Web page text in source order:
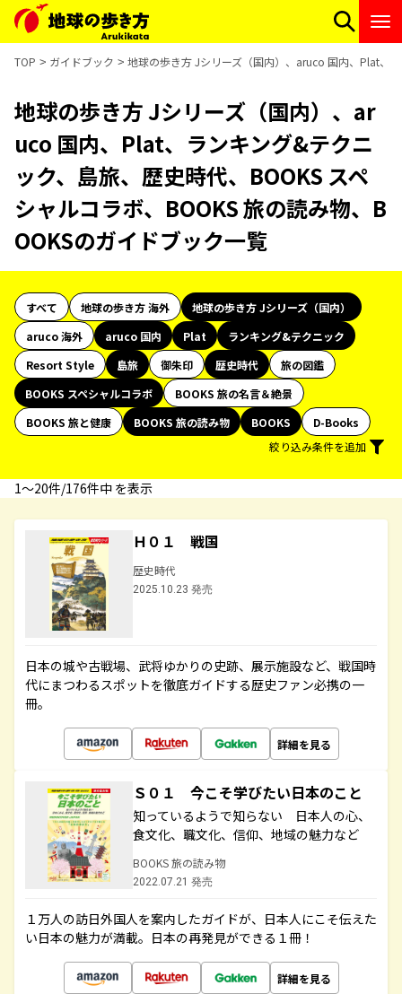
TOP ガイドブック 地球の歩き方 Jシリーズ（国内）、aruco 国内、Plat、
地球の歩き方 Jシリーズ（国内）、ar
uco 国内、Plat、ランキング&テクニ
ック、島旅、歴史時代、BOOKS スペ
シャルコラボ、BOOKS 旅の読み物、B
OOKSのガイドブック一覧
すべて 地球の歩き方 海外
地球の歩き方 Jシリーズ（国内）
aruco 海外
aruco 国内 Plat
ランキング&テクニック
Resort Style
島旅 御朱印 歴史時代
旅の図鑑
BOOKS スペシャルコラボ
BOOKS 旅の名言＆絶景
BOOKS 旅と健康
BOOKS 旅の読み物 BOOKS
D-Books
絞り込み条件を追加
1〜20件/176件中 を表示
Ｈ０１ 戦国
歴史時代
2025.10.23 発売
日本の城や古戦場、武将ゆかりの史跡、展示施設など、戦国時
代にまつわるスポットを徹底ガイドする歴史ファン必携の一
冊。
詳細を見る
Ｓ０１ 今こそ学びたい日本のこと
知っているようで知らない 日本人の心、
食文化、職文化、信仰、地域の魅力など
BOOKS 旅の読み物
2022.07.21 発売
１万人の訪日外国人を案内したガイドが、日本人にこそ伝えた
い日本の魅力が満載。日本の再発見ができる１冊！
詳細を見る